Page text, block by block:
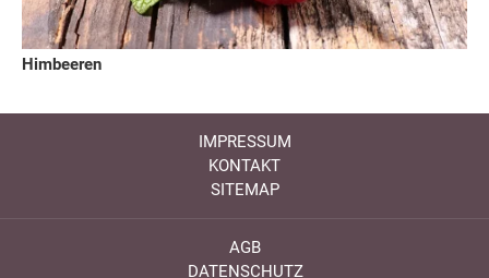
Himbeeren
IMPRESSUM
KONTAKT
SITEMAP
AGB
DATENSCHUTZ